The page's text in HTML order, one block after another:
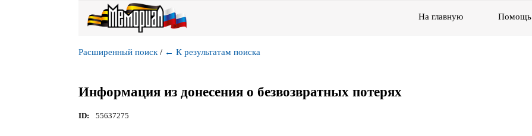
На главную Помощь
Расширенный поиск / ← К результатам поиска
Информация из донесения о безвозвратных потерях
ID 55637275